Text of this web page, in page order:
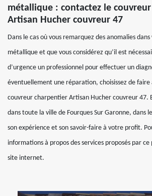
métallique : contactez le
Artisan Hucher couvreur 47
Dans le cas où vous remarquez des anomalies
métallique et que vous considérez qu’il est
d’urgence un professionnel pour effectuer un
éventuellement une réparation, choisissez de faire
couvreur charpentier Artisan Hucher couvreur 47.
dans toute la ville de Fourques Sur Garonne, dans
son expérience et son savoir-faire à votre profit.
informations à propos des services proposés par
site internet.